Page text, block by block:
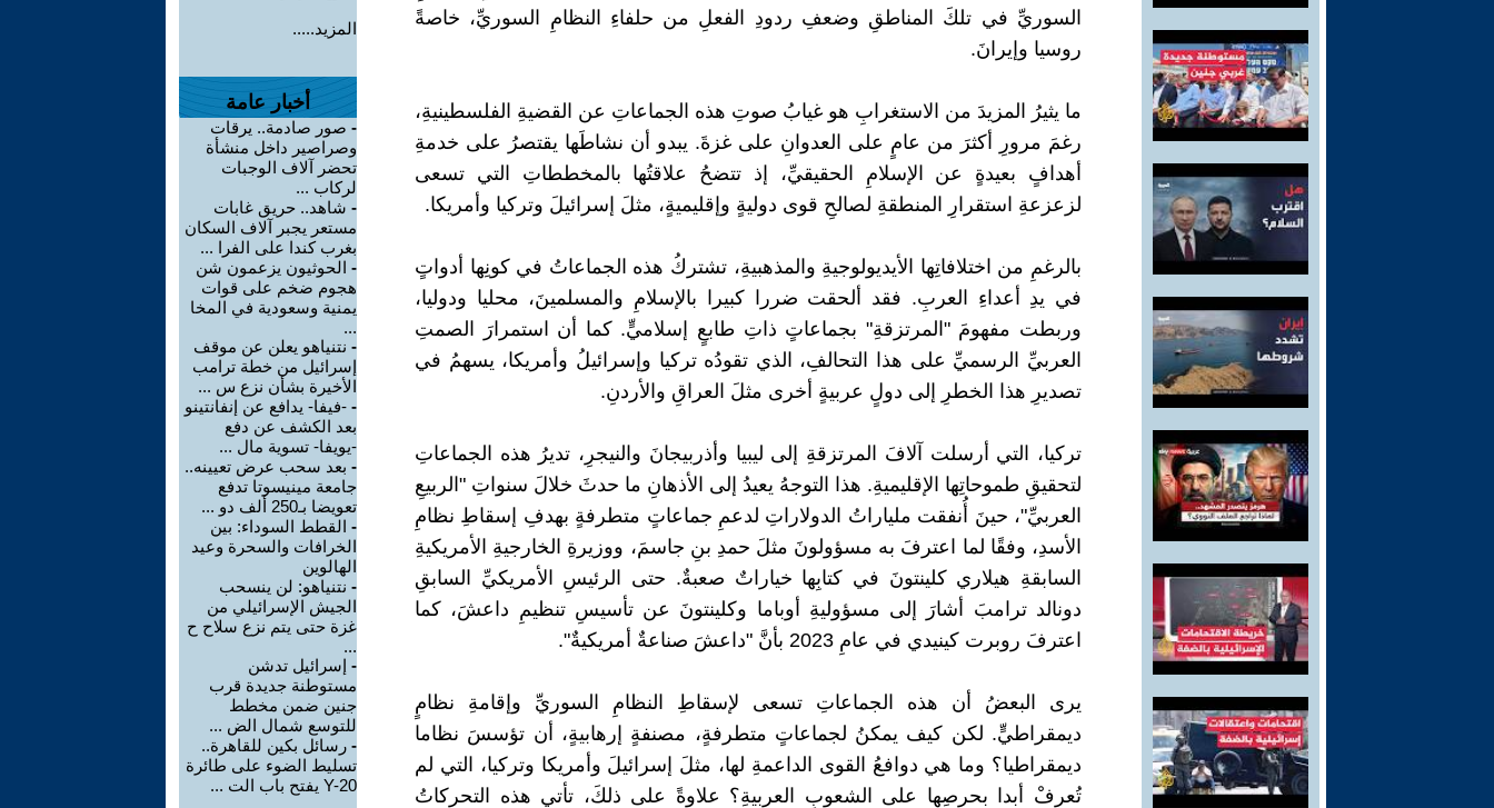
السوريِّ في تلكَ المناطقِ وضعفِ ردودِ الفعلِ من حلفاءِ النظامِ السوريِّ، خاصةً
روسيا وإيرانَ.
ما يثيرُ المزيدَ من الاستغرابِ هو غيابُ صوتِ هذه الجماعاتِ عن القضيةِ الفلسطينيةِ،
رغمَ مرورِ أكثرَ من عامٍ على العدوانِ على غزةَ. يبدو أن نشاطَها يقتصرُ على خدمةِ
أهدافٍ بعيدةٍ عن الإسلامِ الحقيقيِّ، إذ تتضحُ علاقتُها بالمخططاتِ التي تسعى
لزعزعةِ استقرارِ المنطقةِ لصالحِ قوى دوليةٍ وإقليميةٍ، مثلَ إسرائيلَ وتركيا وأمريكا.
بالرغمِ من اختلافاتِها الأيديولوجيةِ والمذهبيةِ، تشتركُ هذه الجماعاتُ في كونِها أدواتٍ
في يدِ أعداءِ العربِ. فقد ألحقت ضررا كبيرا بالإسلامِ والمسلمينَ، محليا ودوليا،
وربطت مفهومَ "المرتزقةِ" بجماعاتٍ ذاتِ طابعٍ إسلاميٍّ. كما أن استمرارَ الصمتِ
العربيِّ الرسميِّ على هذا التحالفِ، الذي تقودُه تركيا وإسرائيلُ وأمريكا، يسهمُ في
تصديرِ هذا الخطرِ إلى دولٍ عربيةٍ أخرى مثلَ العراقِ والأردنِ.
تركيا، التي أرسلت آلافَ المرتزقةِ إلى ليبيا وأذربيجانَ والنيجرِ، تديرُ هذه الجماعاتِ
لتحقيقِ طموحاتِها الإقليميةِ. هذا التوجهُ يعيدُ إلى الأذهانِ ما حدثَ خلالَ سنواتِ "الربيعِ
العربيِّ"، حينَ أُنفقت ملياراتُ الدولاراتِ لدعمِ جماعاتٍ متطرفةٍ بهدفِ إسقاطِ نظامِ
الأسدِ، وفقًا لما اعترفَ به مسؤولونَ مثلَ حمدِ بنِ جاسمَ، ووزيرةِ الخارجيةِ الأمريكيةِ
السابقةِ هيلاري كلينتونَ في كتابِها خياراتٌ صعبةٌ. حتى الرئيسِ الأمريكيِّ السابقِ
دونالد ترامبَ أشارَ إلى مسؤوليةِ أوباما وكلينتونَ عن تأسيسِ تنظيمِ داعشَ، كما
اعترفَ روبرت كينيدي في عامِ 2023 بأنَّ "داعشَ صناعةٌ أمريكيةٌ".
يرى البعضُ أن هذه الجماعاتِ تسعى لإسقاطِ النظامِ السوريِّ وإقامةِ نظامٍ
ديمقراطيٍّ. لكن كيف يمكنُ لجماعاتٍ متطرفةٍ، مصنفةٍ إرهابيةٍ، أن تؤسسَ نظاما
ديمقراطيا؟ وما هي دوافعُ القوى الداعمةِ لها، مثلَ إسرائيلَ وأمريكا وتركيا، التي لم
تُعرفْ أبدا بحرصِها على الشعوبِ العربيةِ؟ علاوةً على ذلكَ، تأتي هذه التحركاتُ
المزيد.....
أخبار عامة
- صور صادمة.. يرقات
وصراصير داخل منشأة
تحضر آلاف الوجبات
لركاب ...
- شاهد.. حريق غابات
مستعر يجبر آلاف السكان
بغرب كندا على الفرا ...
- الحوثيون يزعمون شن
هجوم ضخم على قوات
يمنية وسعودية في المخا
...
- نتنياهو يعلن عن موقف
إسرائيل من خطة ترامب
الأخيرة بشأن نزع س ...
- -فيفا- يدافع عن إنفانتينو
بعد الكشف عن دفع
-يويفا- تسوية مال ...
- بعد سحب عرض تعيينه..
جامعة مينيسوتا تدفع
تعويضا بـ250 ألف دو ...
- القطط السوداء: بين
الخرافات والسحرة وعيد
الهالوين
- نتنياهو: لن ينسحب
الجيش الإسرائيلي من
غزة حتى يتم نزع سلاح ح
...
- إسرائيل تدشن
مستوطنة جديدة قرب
جنين ضمن مخطط
للتوسع شمال الض ...
- رسائل بكين للقاهرة..
تسليط الضوء على طائرة
Y-20 يفتح باب الت ...